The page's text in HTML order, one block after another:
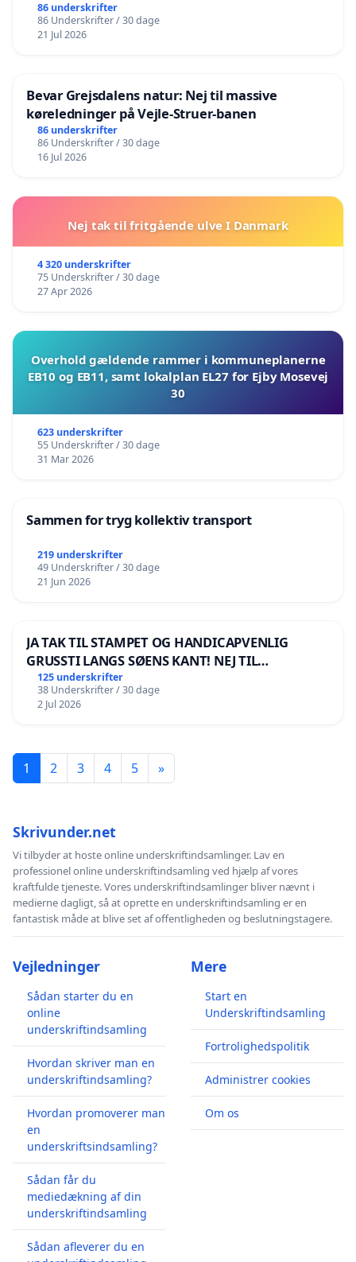
86 underskrifter
86 Underskrifter / 30 dage
21 Jul 2026
Bevar Grejsdalens natur: Nej til massive
køreledninger på Vejle-Struer-banen
86 underskrifter
86 Underskrifter / 30 dage
16 Jul 2026
Nej tak til fritgående ulve I Danmark
4 320 underskrifter
75 Underskrifter / 30 dage
27 Apr 2026
Overhold gældende rammer i kommuneplanerne
EB10 og EB11, samt lokalplan EL27 for Ejby Mosevej
30
623 underskrifter
55 Underskrifter / 30 dage
31 Mar 2026
Sammen for tryg kollektiv transport
219 underskrifter
49 Underskrifter / 30 dage
21 Jun 2026
JA TAK TIL STAMPET OG HANDICAPVENLIG
GRUSSTI LANGS SØENS KANT! NEJ TIL
BOARDWALK VÆK FRA SØEN
125 underskrifter
38 Underskrifter / 30 dage
2 Jul 2026
1 2 3 4 5 »
Skrivunder.net
Vi tilbyder at hoste online underskriftindsamlinger. Lav en
professionel online underskriftindsamling ved hjælp af vores
kraftfulde tjeneste. Vores underskriftindsamlinger bliver nævnt i
medierne dagligt, så at oprette en underskriftindsamling er en
fantastisk måde at blive set af offentligheden og beslutningstagere.
Vejledninger
Sådan starter du en
online
underskriftindsamling
Hvordan skriver man en
underskriftindsamling?
Hvordan promoverer man
en
underskriftsindsamling?
Sådan får du
mediedækning af din
underskriftindsamling
Sådan afleverer du en
Mere
Start en
Underskriftindsamling
Fortrolighedspolitik
Administrer cookies
Om os